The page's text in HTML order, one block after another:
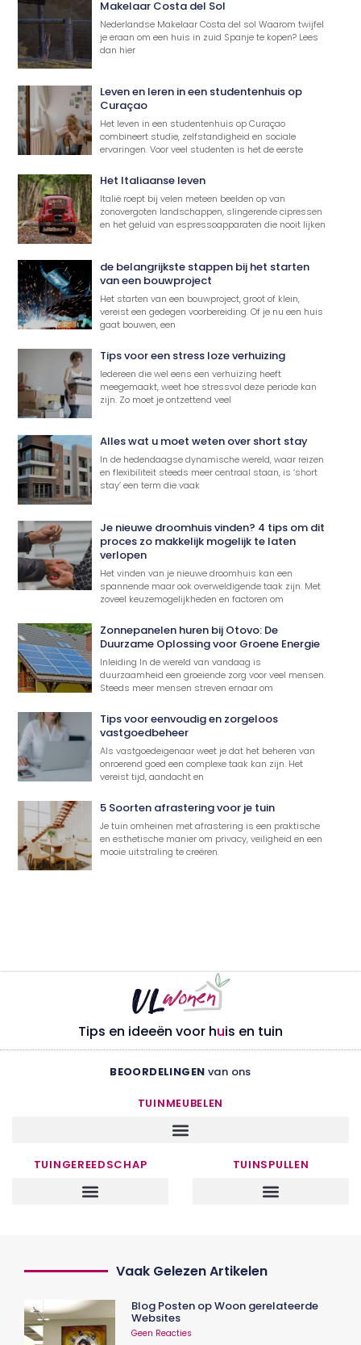
Makelaar Costa del Sol
Nederlandse Makelaar Costa del sol Waarom twijfel
je eraan om een huis in zuid Spanje te kopen? Lees
dan hier
Leven en leren in een studentenhuis op
Curaçao
Het leven in een studentenhuis op Curaçao
combineert studie, zelfstandigheid en sociale
ervaringen. Voor veel studenten is het de eerste
Het Italiaanse leven
Italië roept bij velen meteen beelden op van
zonovergoten landschappen, slingerende cipressen
en het geluid van espressoapparaten die nooit lijken
de belangrijkste stappen bij het starten
van een bouwproject
Het starten van een bouwproject, groot of klein,
vereist een gedegen voorbereiding. Of je nu een huis
gaat bouwen, een
Tips voor een stress loze verhuizing
Iedereen die wel eens een verhuizing heeft
meegemaakt, weet hoe stressvol deze periode kan
zijn. Zo moet je ontzettend veel
Alles wat u moet weten over short stay
In de hedendaagse dynamische wereld, waar reizen
en flexibiliteit steeds meer centraal staan, is ‘short
stay’ een term die vaak
Je nieuwe droomhuis vinden? 4 tips om dit
proces zo makkelijk mogelijk te laten
verlopen
Het vinden van je nieuwe droomhuis kan een
spannende maar ook overweldigende taak zijn. Met
zoveel keuzemogelijkheden en factoren om
Zonnepanelen huren bij Otovo: De
Duurzame Oplossing voor Groene Energie
Inleiding In de wereld van vandaag is
duurzaamheid een groeiende zorg voor veel mensen.
Steeds meer mensen streven ernaar om
Tips voor eenvoudig en zorgeloos
vastgoedbeheer
Als vastgoedeigenaar weet je dat het beheren van
onroerend goed een complexe taak kan zijn. Het
vereist tijd, aandacht en
5 Soorten afrastering voor je tuin
Je tuin omheinen met afrastering is een praktische
en esthetische manier om privacy, veiligheid en een
mooie uitstraling te creëren.
Tips en ideeën voor huis en tuin
BEOORDELINGEN van ons
TUINMEUBELEN
TUINGEREEDSCHAP TUINSPULLEN
Vaak Gelezen Artikelen
Blog Posten op Woon gerelateerde
Websites
Geen Reacties